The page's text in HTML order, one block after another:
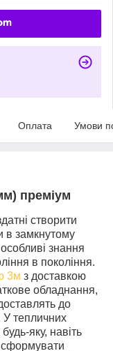
Оплата Умови
преміум
створити
в замкнутому
особливі знання
в покоління.
3м з доставкою
обладнання,
до
У тепличних
яку, навіть
сформувати